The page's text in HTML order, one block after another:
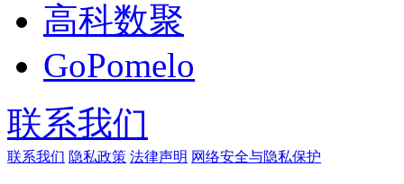
高科数聚
GoPomelo
联系我们
联系我们 隐私政策 法律声明 网络安全与隐私保护